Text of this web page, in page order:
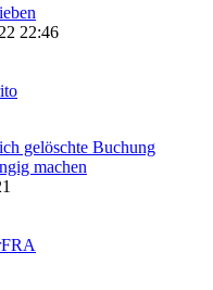
22:46
gelöschte Buchung
machen